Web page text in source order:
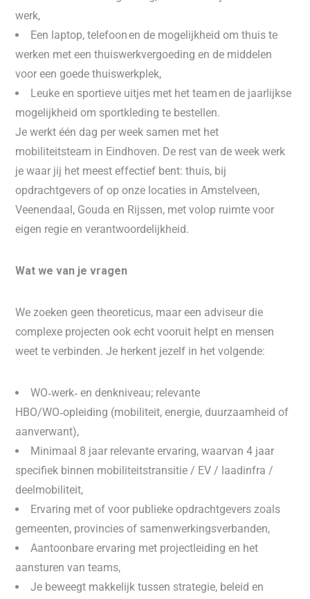
werk,
Een laptop, telefoon en de mogelijkheid om thuis te
werken met een thuiswerkvergoeding en de middelen
voor een goede thuiswerkplek,
Leuke en sportieve uitjes met het team en de jaarlijkse
mogelijkheid om sportkleding te bestellen.
Je werkt één dag per week samen met het
mobiliteitsteam in Eindhoven. De rest van de week werk
je waar jij het meest effectief bent: thuis, bij
opdrachtgevers of op onze locaties in Amstelveen,
Veenendaal, Gouda en Rijssen, met volop ruimte voor
eigen regie en verantwoordelijkheid.
Wat we van je vragen
We zoeken geen theoreticus, maar een adviseur die
complexe projecten ook echt vooruit helpt en mensen
weet te verbinden. Je herkent jezelf in het volgende:
WO‑werk‑ en denkniveau; relevante
HBO/WO‑opleiding (mobiliteit, energie, duurzaamheid of
aanverwant),
Minimaal 8 jaar relevante ervaring, waarvan 4 jaar
specifiek binnen mobiliteitstransitie / EV / laadinfra /
deelmobiliteit,
Ervaring met of voor publieke opdrachtgevers zoals
gemeenten, provincies of samenwerkingsverbanden,
Aantoonbare ervaring met projectleiding en het
aansturen van teams,
Je beweegt makkelijk tussen strategie, beleid en